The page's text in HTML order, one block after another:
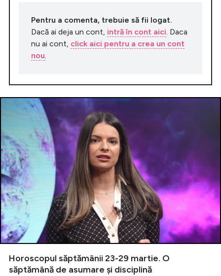
Pentru a comenta, trebuie să fii logat.
Dacă ai deja un cont, intră în cont aici . Daca
nu ai cont, click aici pentru a crea un cont
nou
Horoscopul săptămânii 23-29 martie. O
săptămână de asumare și disciplină